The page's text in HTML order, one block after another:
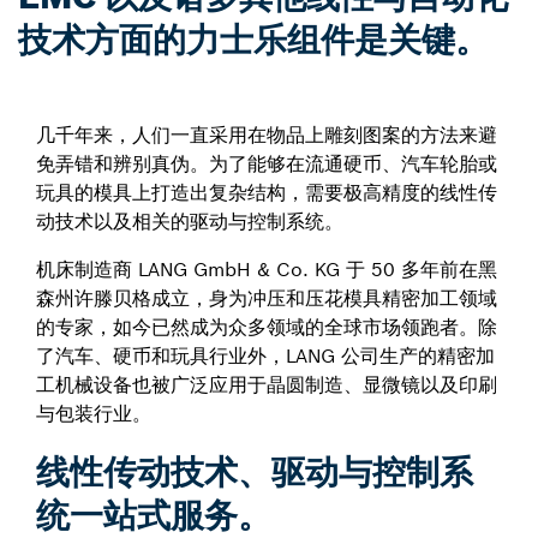
技术方面的力士乐组件是关键。
几千年来，人们一直采用在物品上雕刻图案的方法来避
免弄错和辨别真伪。为了能够在流通硬币、汽车轮胎或
玩具的模具上打造出复杂结构，需要极高精度的线性传
动技术以及相关的驱动与控制系统。
机床制造商 LANG GmbH & Co. KG 于 50 多年前在黑
森州许滕贝格成立，身为冲压和压花模具精密加工领域
的专家，如今已然成为众多领域的全球市场领跑者。除
了汽车、硬币和玩具行业外，LANG 公司生产的精密加
工机械设备也被广泛应用于晶圆制造、显微镜以及印刷
与包装行业。
线性传动技术、驱动与控制系
统一站式服务。